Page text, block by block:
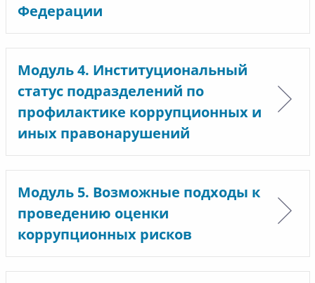
Федерации
Модуль 4. Институциональный
статус подразделений по
профилактике коррупционных и
иных правонарушений
Модуль 5. Возможные подходы к
проведению оценки
коррупционных рисков